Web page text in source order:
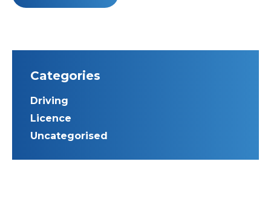
Categories
Driving
Licence
Uncategorised